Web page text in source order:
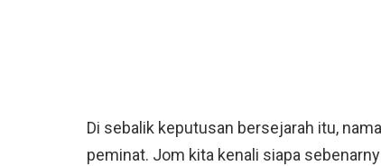
Di sebalik keputusan bersejarah itu,
peminat. Jom kita kenali siapa